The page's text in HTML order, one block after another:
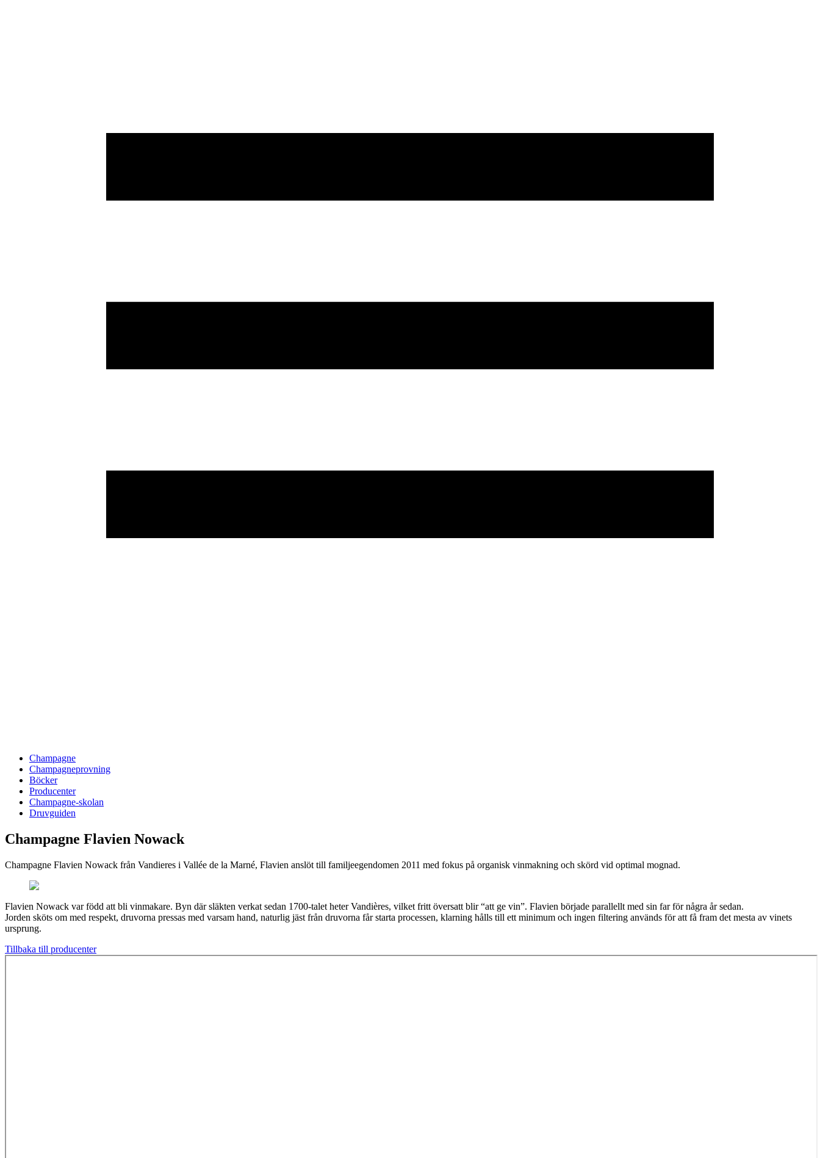
Champagne
Champagneprovning
Böcker
Producenter
Champagne-skolan
Druvguiden
Champagne Flavien Nowack
Champagne Flavien Nowack från Vandieres i Vallée de la Marné, Flavien anslöt till familjeegendomen 2011 med fokus på organisk vinmakning och skörd vid optimal mognad.
Flavien Nowack var född att bli vinmakare. Byn där släkten verkat sedan 1700-talet heter Vandières, vilket fritt översatt blir “att ge vin”. Flavien började parallellt med sin far för några år sedan.
Jorden sköts om med respekt, druvorna pressas med varsam hand, naturlig jäst från druvorna får starta processen, klarning hålls till ett minimum och ingen filtering används för att få fram det mesta av vinets
ursprung.
Tillbaka till producenter